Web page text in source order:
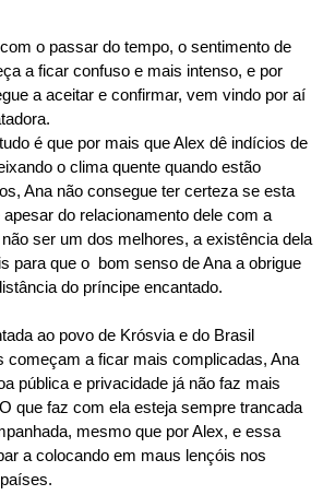
o passar do tempo, o sentimento de
a ficar confuso e mais intenso, e por
a aceitar e confirmar, vem vindo por aí
é que por mais que Alex dê indícios de
o clima quente quando estão
Ana não consegue ter certeza se esta
do relacionamento dele com a
ser um dos melhores, a existência dela
para que o bom senso de Ana a obrigue
do príncipe encantado.
ao povo de Krósvia e do Brasil
começam a ficar mais complicadas, Ana
pública e privacidade já não faz mais
que faz com ela esteja sempre trancada
mesmo que por Alex, e essa
a colocando em maus lençóis nos